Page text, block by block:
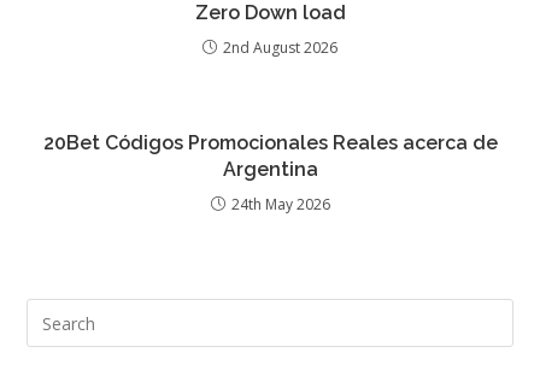
Zero Down load
2nd August 2026
20Bet Códigos Promocionales Reales acerca de
Argentina
24th May 2026